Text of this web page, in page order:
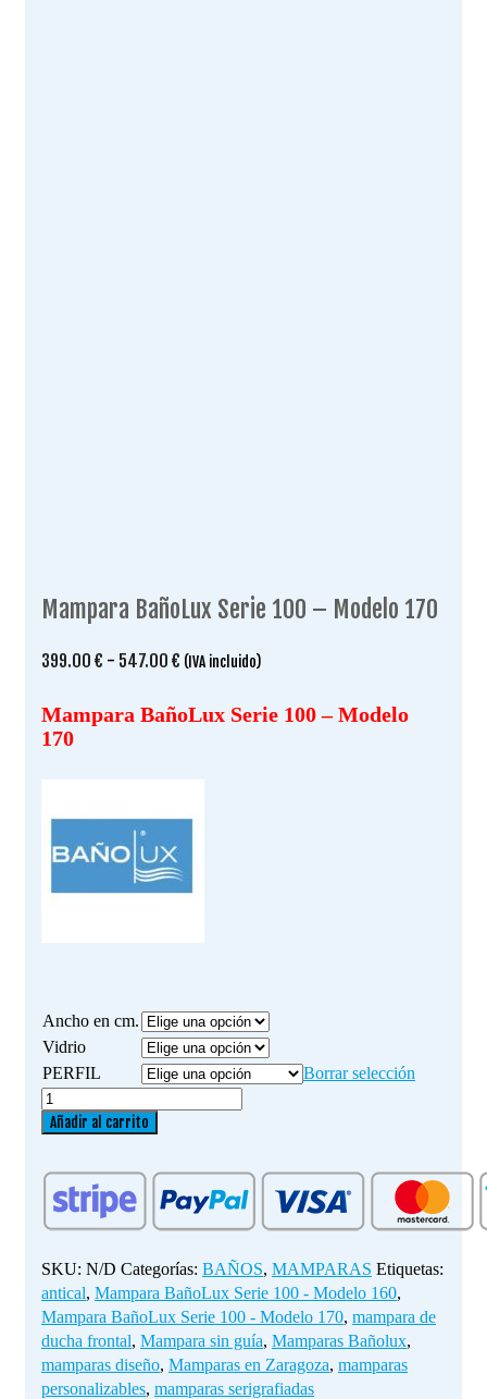
Mampara BañoLux Serie 100 – Modelo 170
399.00 € - 547.00 € Rango
precios:
(IVA incluido)
Mampara BañoLux Serie 100 – Modelo
170
Ancho en cm.
Vidrio
PERFIL
Borrar selección
Mampara
BañoLux
100
Modelo
cantidad
Añadir al carrito
SKU: N/D Categorías: BAÑOS, MAMPARAS Etiquetas:
antical, Mampara BañoLux Serie 100 - Modelo 160,
Mampara BañoLux Serie 100 - Modelo 170, mampara de
ducha frontal, Mampara sin guía, Mamparas Bañolux,
mamparas diseño, Mamparas en Zaragoza, mamparas
personalizables, mamparas serigrafiadas